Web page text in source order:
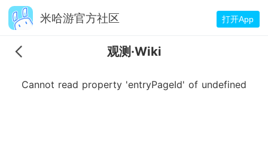
米哈游官方社区 打开App
观测·Wiki
Cannot read property 'entryPageId' of undefined